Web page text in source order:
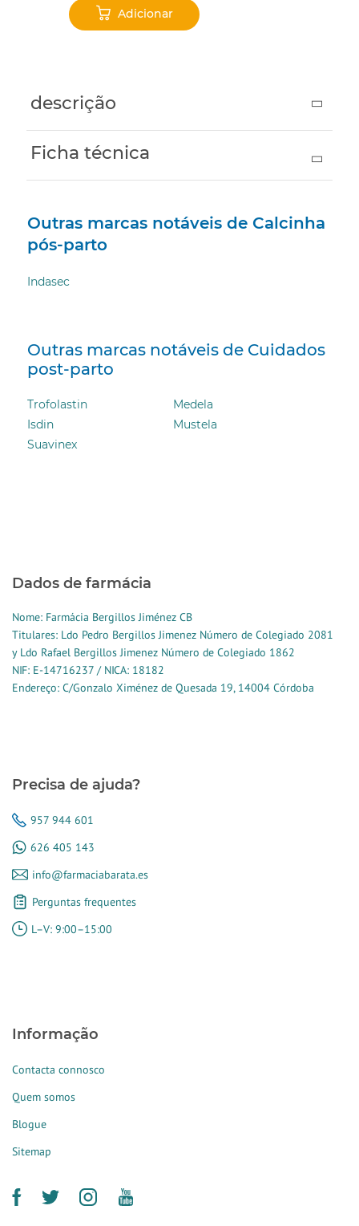
Adicionar
descrição
Ficha técnica
Outras marcas notáveis ​​de Calcinha
pós-parto
Indasec
Outras marcas notáveis ​​de Cuidados
post-parto
Trofolastin
Medela
Isdin
Mustela
Suavinex
Dados de farmácia
Nome: Farmácia Bergillos Jiménez CB
Titulares: Ldo Pedro Bergillos Jimenez Número de Colegiado 2081
y Ldo Rafael Bergillos Jimenez Número de Colegiado 1862
NIF: E-14716237 / NICA: 18182
Endereço: C/Gonzalo Ximénez de Quesada 19, 14004 Córdoba
Precisa de ajuda?
957 944 601
626 405 143
info@farmaciabarata.es
Perguntas frequentes
L–V: 9:00–15:00
Informação
Contacta connosco
Quem somos
Blogue
Sitemap